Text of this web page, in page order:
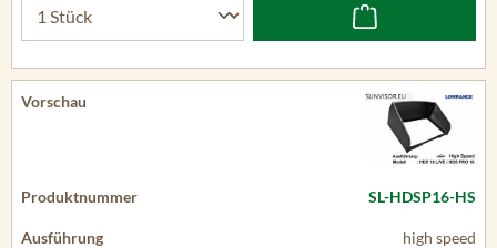
SL-HDSP16-HS
high speed